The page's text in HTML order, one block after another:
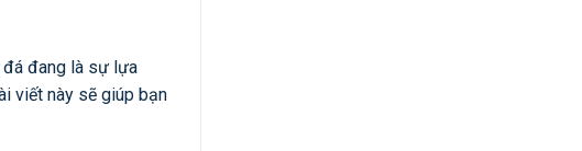
đá đang là sự lựa
viết này sẽ giúp bạn